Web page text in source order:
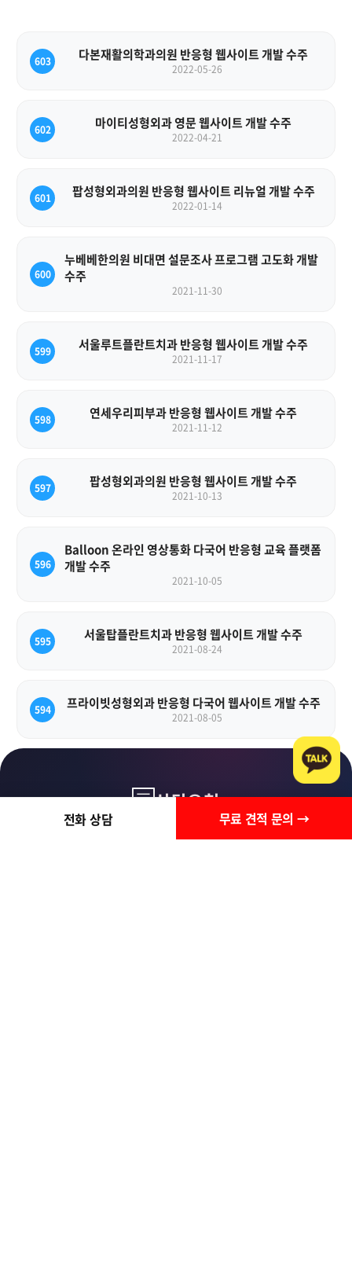
603 다본재활의학과의원 반응형 웹사이트 개발 수주
2022-05-26
602 마이티성형외과 영문 웹사이트 개발 수주
2022-04-21
601 팝성형외과의원 반응형 웹사이트 리뉴얼 개발 수주
2022-01-14
600
누베베한의원 비대면 설문조사 프로그램 고도화 개발
수주
2021-11-30
599 서울루트플란트치과 반응형 웹사이트 개발 수주
2021-11-17
598 연세우리피부과 반응형 웹사이트 개발 수주
2021-11-12
597 팝성형외과의원 반응형 웹사이트 개발 수주
2021-10-13
596
Balloon 온라인 영상통화 다국어 반응형 교육 플랫폼
개발 수주
2021-10-05
595 서울탑플란트치과 반응형 웹사이트 개발 수주
2021-08-24
594 프라이빗성형외과 반응형 다국어 웹사이트 개발 수주
2021-08-05
상담요청
전화 상담 무료 견적 문의 →